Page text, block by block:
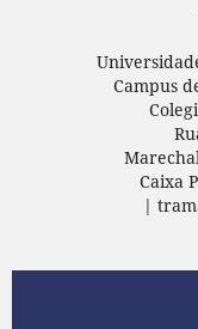
Campus
Caixa
|